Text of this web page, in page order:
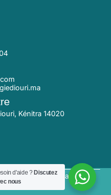
Kénitra 14020
| Centre Radiologie
d'aide ? Discutez
nous